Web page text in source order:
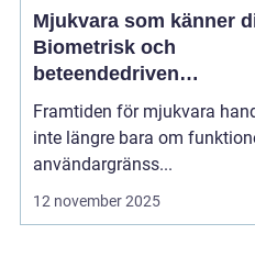
Mjukvara som känner
Biometrisk och
beteendedriven
personalisering
Framtiden för mjukvara
inte längre bara om
användargränss...
12 november 2025